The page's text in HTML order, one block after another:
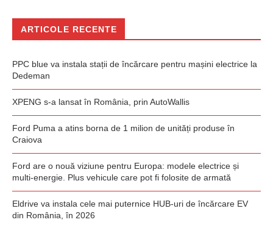
ARTICOLE RECENTE
PPC blue va instala stații de încărcare pentru mașini electrice la
Dedeman
XPENG s-a lansat în România, prin AutoWallis
Ford Puma a atins borna de 1 milion de unități produse în
Craiova
Ford are o nouă viziune pentru Europa: modele electrice și
multi-energie. Plus vehicule care pot fi folosite de armată
Eldrive va instala cele mai puternice HUB-uri de încărcare EV
din România, în 2026